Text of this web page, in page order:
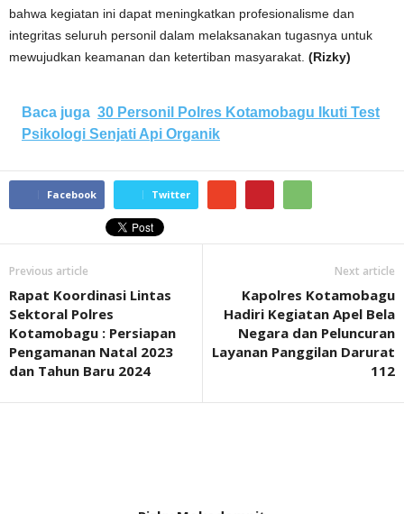
bahwa kegiatan ini dapat meningkatkan profesionalisme dan
integritas seluruh personil dalam melaksanakan tugasnya untuk
mewujudkan keamanan dan ketertiban masyarakat. (Rizky)
Baca juga 30 Personil Polres Kotamobagu Ikuti Test
Psikologi Senjati Api Organik
Facebook Twitter
Previous article
Rapat Koordinasi Lintas
Sektoral Polres
Kotamobagu : Persiapan
Pengamanan Natal 2023
dan Tahun Baru 2024
Next article
Kapolres Kotamobagu
Hadiri Kegiatan Apel Bela
Negara dan Peluncuran
Layanan Panggilan Darurat
112